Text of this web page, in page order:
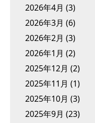
2026年4月 (3)
2026年3月 (6)
2026年2月 (3)
2026年1月 (2)
2025年12月 (2)
2025年11月 (1)
2025年10月 (3)
2025年9月 (23)